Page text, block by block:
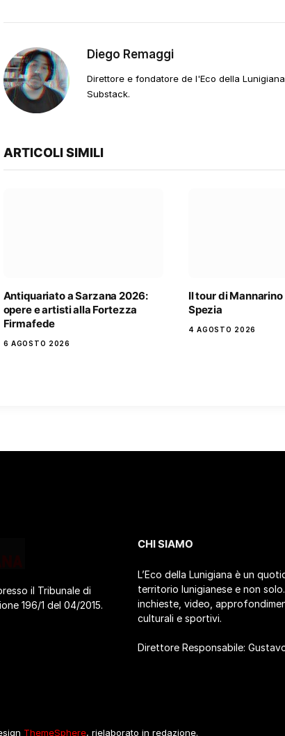
Diego Remaggi
Direttore e fondatore de l'Eco della
Substack.
ARTICOLI SIMILI
Antiquariato a Sarzana 2026:
opere e artisti alla Fortezza
Firmafede
6 AGOSTO 2026
Il tour di Mannarino
Spezia
4 AGOSTO 2026
il Tribunale di
196/1 del 04/2015.
CHI SIAMO
L’Eco della Lunigiana è un
territorio lunigianese e non
inchieste, video,
culturali e sportivi.
Direttore Responsabile:
ThemeSphere, rielaborato in redazione.